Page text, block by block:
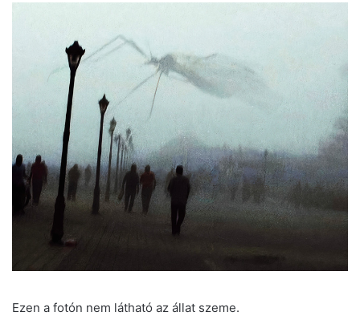
Ezen a fotón nem látható az állat szeme.